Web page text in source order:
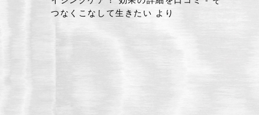
つなくこなして生きたい より